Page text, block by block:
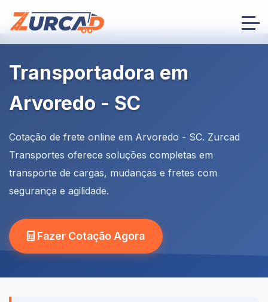
Transportadora em
Arvoredo - SC
Cotação de frete online em Arvoredo - SC. Zurcad
Transportes oferece soluções completas em
transporte de cargas, mudanças e fretes com
segurança e agilidade.
Fazer Cotação Agora